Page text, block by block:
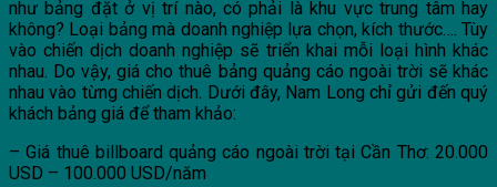
như bảng đặt ở vị trí nào, có phải là khu vực trung tâm hay
không? Loại bảng mà doanh nghiệp lựa chọn, kích thước…. Tùy
vào chiến dịch doanh nghiệp sẽ triển khai mỗi loại hình khác
nhau. Do vậy, giá cho thuê bảng quảng cáo ngoài trời sẽ khác
nhau vào từng chiến dịch. Dưới đây, Nam Long chỉ gửi đến quý
khách bảng giá để tham khảo:
– Giá thuê billboard quảng cáo ngoài trời tại Cần Thơ: 20.000
USD – 100.000 USD/năm